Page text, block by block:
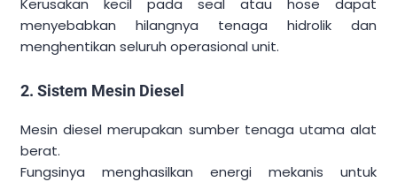
Kerusakan kecil pada seal atau hose dapat
menyebabkan hilangnya tenaga hidrolik dan
menghentikan seluruh operasional unit.
2. Sistem Mesin Diesel
Mesin diesel merupakan sumber tenaga utama alat
berat.
Fungsinya menghasilkan energi mekanis untuk